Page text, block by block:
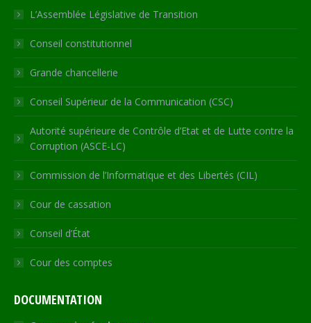
in
new
window
in
new
window
in
new
window
in
new
window
opens
in
new
L’Assemblée Législative de Transition
Conseil constitutionnel
Grande chancellerie
Conseil Supérieur de la Communication (CSC)
Autorité supérieure de Contrôle d’Etat et de Lutte contre la
Corruption (ASCE-LC)
Commission de l’Informatique et des Libertés (CIL)
Cour de cassation
Conseil d’État
Cour des comptes
DOCUMENTATION